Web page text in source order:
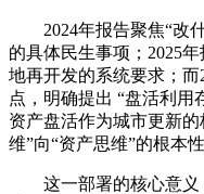
2024年报告聚焦“改什
的具体民生事项；2025
地再开发的系统要求；
点，明确提出 “盘活利用
资产盘活作为城市更新
维”向“资产思维”的根本性
这一部署的核心意义